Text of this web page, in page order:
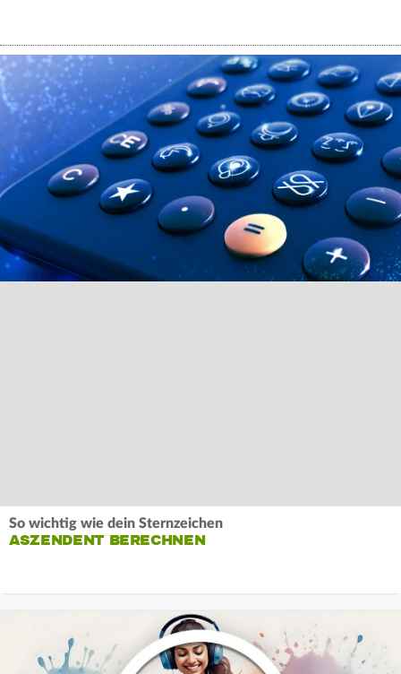
So wichtig wie dein Sternzeichen
ASZENDENT BERECHNEN